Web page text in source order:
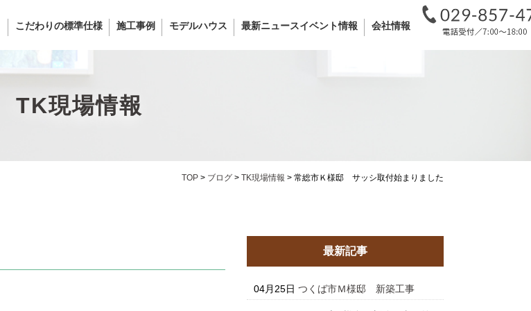
こだわりの標準仕様 施工事例 モデルハウス 最新ニュースイベント情報 会社情報
TK現場情報
TOP> ブログ> TK現場情報 > 常総市Ｋ様邸 サッシ取付始まりました
最新記事
04月25日 つくば市Ｍ様邸 新築工事